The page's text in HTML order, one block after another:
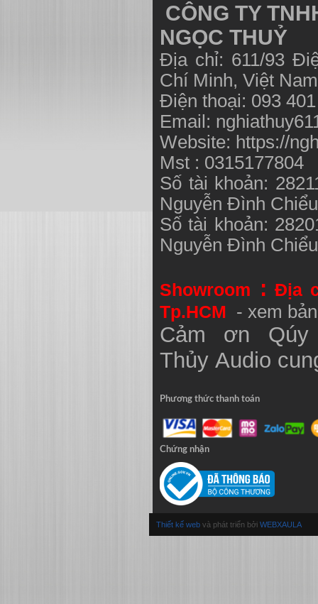
CÔNG TY
NGỌC THUỶ
Địa chỉ: 611/93
Chí Minh, Việt
Điện thoại: 093
Email:
Website: https://
Mst : 0315177804
Số tài khoản:
Nguyễn Đình
Số tài khoản:
Nguyễn Đình
Showroom : Địa
Tp.HCM - xem
Cảm ơn
Thủy Audio
Phương thức thanh toán
Chứng nhận
Thiết kế web và phát triển bởi WEBXAULA